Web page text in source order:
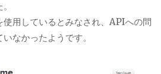
用しているとみなされ、APIへの問
なかったようです。